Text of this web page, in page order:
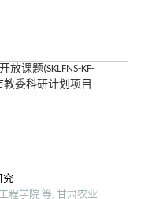
课题(SKLFNS-KF-
教委科研计划项目